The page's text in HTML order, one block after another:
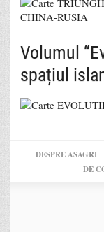
Volumul
spațiul
DESPRE ASAGRI
DE